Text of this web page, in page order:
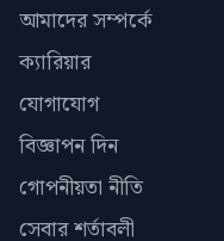
আমাদের সম্পর্কে
ক্যারিয়ার
যোগাযোগ
বিজ্ঞাপন দিন
গোপনীয়তা নীতি
সেবার শর্তাবলী